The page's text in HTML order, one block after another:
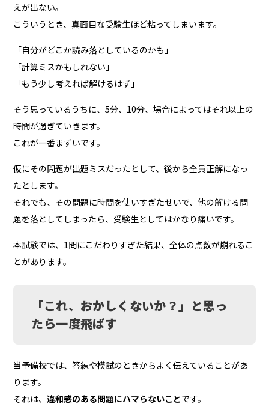
えが出ない。
こういうとき、真面目な受験生ほど粘ってしまいます。
「自分がどこか読み落としているのかも」
「計算ミスかもしれない」
「もう少し考えれば解けるはず」
そう思っているうちに、5分、10分、場合によってはそれ以上の
時間が過ぎていきます。
これが一番まずいです。
仮にその問題が出題ミスだったとして、後から全員正解になっ
たとします。
それでも、その問題に時間を使いすぎたせいで、他の解ける問
題を落としてしまったら、受験生としてはかなり痛いです。
本試験では、1問にこだわりすぎた結果、全体の点数が崩れるこ
とがあります。
「これ、おかしくないか？」と思っ
たら一度飛ばす
当予備校では、答練や模試のときからよく伝えていることがあ
ります。
それは、違和感のある問題にハマらないことです。